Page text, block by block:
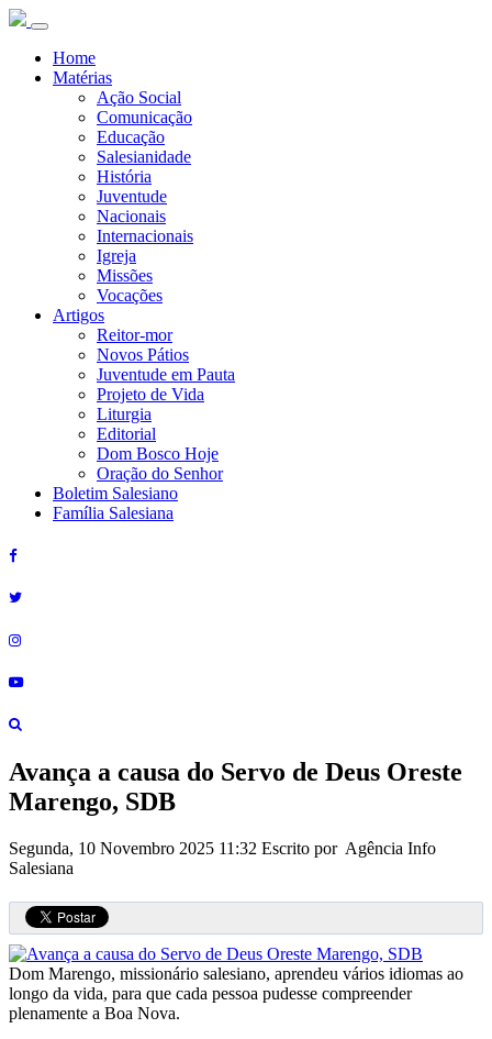
Home
Matérias
Ação Social
Comunicação
Educação
Salesianidade
História
Juventude
Nacionais
Internacionais
Igreja
Missões
Vocações
Artigos
Reitor-mor
Novos Pátios
Juventude em Pauta
Projeto de Vida
Liturgia
Editorial
Dom Bosco Hoje
Oração do Senhor
Boletim Salesiano
Família Salesiana
Avança a causa do Servo de Deus Oreste
Marengo, SDB
Segunda, 10 Novembro 2025 11:32 Escrito por Agência Info
Salesiana
Dom Marengo, missionário salesiano, aprendeu vários idiomas ao
longo da vida, para que cada pessoa pudesse compreender
plenamente a Boa Nova.